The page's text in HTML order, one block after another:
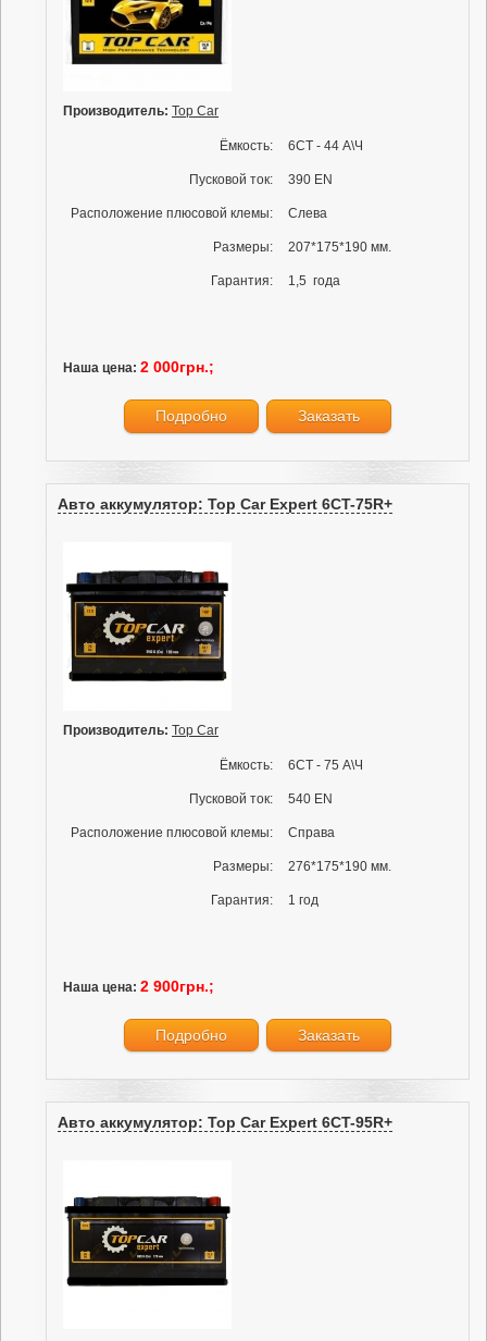
Производитель: Top Car
Ёмкость: 6СТ - 44 А\Ч
Пусковой ток: 390 EN
Расположение плюсовой клемы: Слева
Размеры: 207*175*190 мм.
Гарантия: 1,5 года
Наша цена: 2 000грн.;
Подробно Заказать
Авто аккумулятор: Top Car Expert 6CT-75R+
Производитель: Top Car
Ёмкость: 6СТ - 75 А\Ч
Пусковой ток: 540 EN
Расположение плюсовой клемы: Справа
Размеры: 276*175*190 мм.
Гарантия: 1 год
Наша цена: 2 900грн.;
Подробно Заказать
Авто аккумулятор: Top Car Expert 6CT-95R+